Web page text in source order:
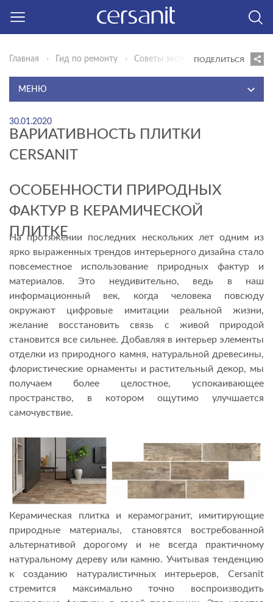
Главная Гид по ремонту Советы экспертаПОДЕЛИТЬСЯ
МЕНЮ
ИДЕИ ДЛЯ ВДОХНОВЕНИЯ
ИННОВАЦИИ КОМФОРТА
ГОТОВЫЕ РЕШЕНИЯ
СОВЕТЫ ЭКСПЕРТА
ВИДЕОИНСТРУКЦИИ
КОНСТРУКТОР
30.01.2020
ВАРИАТИВНОСТЬ ПЛИТКИ
CERSANIT
ОСОБЕННОСТИ ПРИРОДНЫХ
ФАКТУР В КЕРАМИЧЕСКОЙ
ПЛИТКЕ
На протяжении последних нескольких лет одним из
ярко выраженных трендов интерьерного дизайна стало
повсеместное использование природных фактур и
материалов. Это неудивительно, ведь в наш
информационный век, когда человека повсюду
окружают цифровые имитации реальной жизни,
желание восстановить связь с живой природой
становится все сильнее. Добавляя в интерьер элементы
отделки из природного камня, натуральной древесины,
флористические орнаменты и растительный декор, мы
получаем более целостное, успокаивающее
пространство, в котором ощутимо улучшается
самочувствие.
Керамическая плитка и керамогранит, имитирующие
природные материалы, становятся востребованной
альтернативой дорогому и не всегда практичному
натуральному дереву или камню. Учитывая тенденцию
к созданию натуралистичных интерьеров, Cersanit
стремится максимально точно воспроизводить